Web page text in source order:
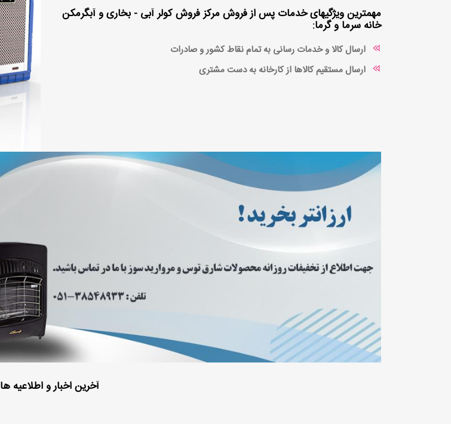
مهمترین ویژگیهای خدمات پس از فروش مرکز فروش کولر آبی - بخاری و آبگرمکن
خانه سرما و گرما:
ارسال کالا و خدمات رسانی به تمام نقاط کشور و صادرات
ارسال مستقیم کالاها از کارخانه به دست مشتری
آخرین اخبار و اطلاعیه ها